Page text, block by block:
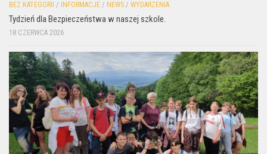
BEZ KATEGORII / INFORMACJE / NEWS / WYDARZENIA
Tydzień dla Bezpieczeństwa w naszej szkole.
18 CZERWCA 2026